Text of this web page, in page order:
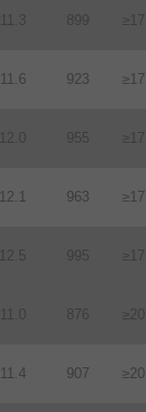
11.3 899 ≥17
11.6 923 ≥17
12 0 955 ≥17
12.1 963 ≥17
12.5 995 ≥17
11.0 876 ≥20
11.4 907 ≥20